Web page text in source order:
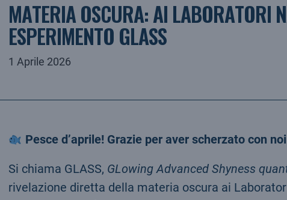
MATERIA OSCURA: AI LABORATORI
ESPERIMENTO GLASS
1 Aprile 2026
Pesce d’aprile! Grazie per aver scherzato con
Si chiama GLASS, GLowing Advanced Shyness
rivelazione diretta della materia oscura ai